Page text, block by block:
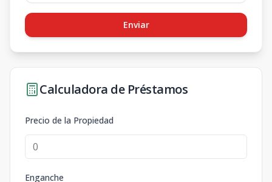
Enviar
Calculadora de Préstamos
Precio de la Propiedad
Enganche